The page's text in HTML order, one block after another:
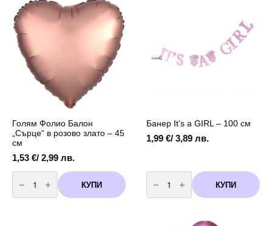
броя
в
опаковка
/
Голям Фолио Балон
„Сърце“ в розово злато – 45
см
1,53 €/ 2,99 лв.
количество
за
Голям
Фолио
КУПИ
Банер It’s a GIRL – 100 см
1,99 €/ 3,89 лв.
количество
за
Банер
It's
КУПИ